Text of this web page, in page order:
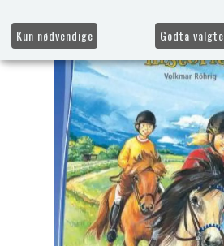
Kun nødvendige Godta valgte